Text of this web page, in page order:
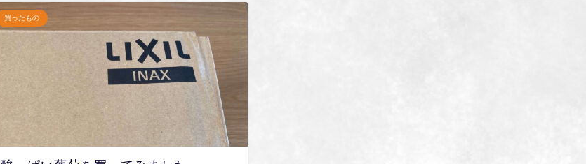
買ったもの